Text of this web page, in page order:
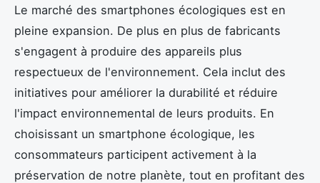
Le marché des smartphones écologiques est en
pleine expansion. De plus en plus de fabricants
s'engagent à produire des appareils plus
respectueux de l'environnement. Cela inclut des
initiatives pour améliorer la durabilité et réduire
l'impact environnemental de leurs produits. En
choisissant un smartphone écologique, les
consommateurs participent activement à la
préservation de notre planète, tout en profitant des